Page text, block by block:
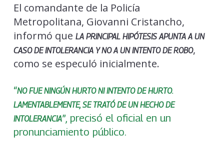
El comandante de la Policía
Metropolitana, Giovanni Cristancho,
informó que LA PRINCIPAL HIPÓTESIS APUNTA A UN
CASO DE INTOLERANCIA Y NO A UN INTENTO DE ROBO,
como se especuló inicialmente.
“NO FUE NINGÚN HURTO NI INTENTO DE HURTO.
LAMENTABLEMENTE, SE TRATÓ DE UN HECHO DE
INTOLERANCIA”, precisó el oficial en un
pronunciamiento público.